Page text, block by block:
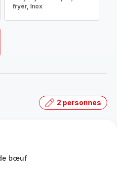
fryer, Inox
2 personnes
bœuf